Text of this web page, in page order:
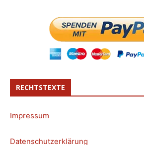
RECHTSTEXTE
Impressum
Datenschutzerklärung